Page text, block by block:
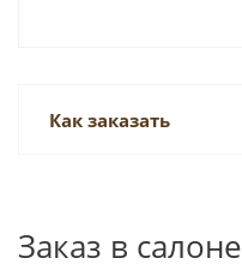
Как заказать
Заказ в салоне